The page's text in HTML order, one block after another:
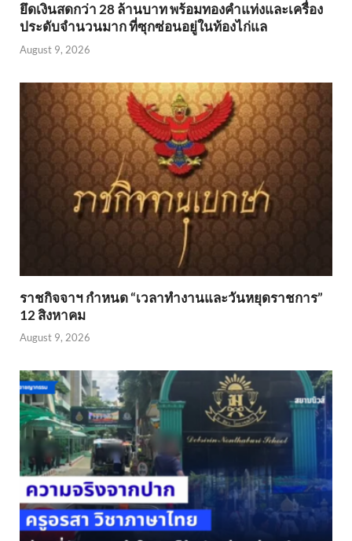
ยึดเงินสดกว่า 28 ล้านบาท พร้อมทองคำแท่งและเครื่อง
ประดับจำนวนมาก ที่ซุกซ่อนอยู่ในท้องไก่แล
August 9, 2026
ราชกิจจาฯ กำหนด “เวลาทำงานและวันหยุดราชการ”
12 สิงหาคม
August 9, 2026